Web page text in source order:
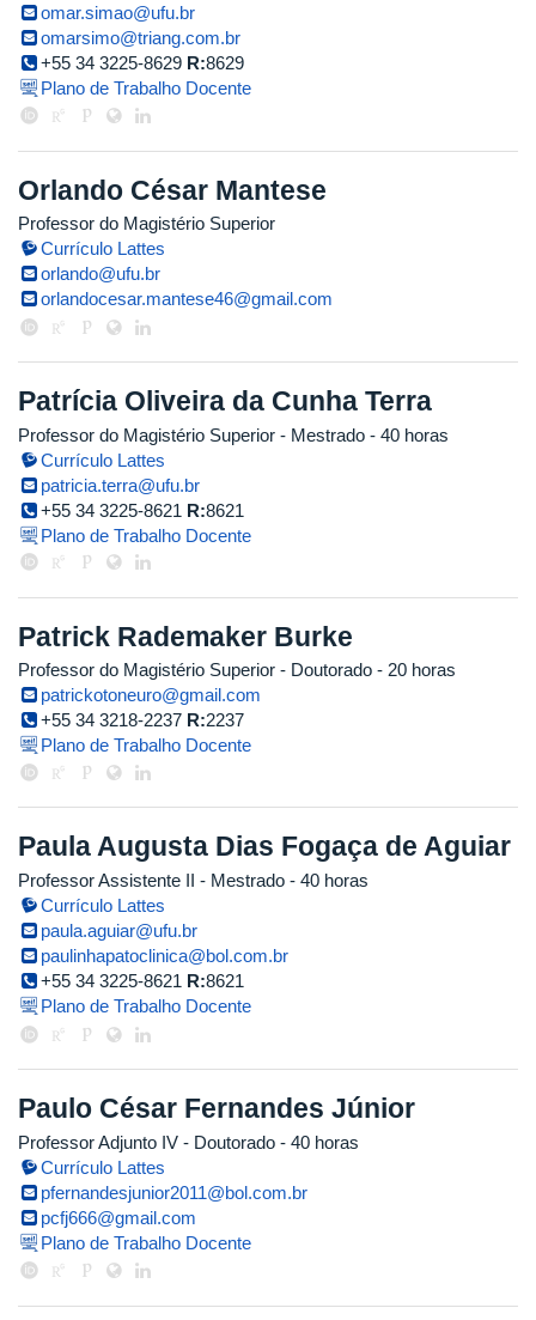
omar.simao@ufu.br
omarsimo@triang.com.br
+55 34 3225-8629 R:8629
Plano de Trabalho Docente
Orlando César Mantese
Professor do Magistério Superior
Currículo Lattes
orlando@ufu.br
orlandocesar.mantese46@gmail.com
Patrícia Oliveira da Cunha Terra
Professor do Magistério Superior - Mestrado - 40 horas
Currículo Lattes
patricia.terra@ufu.br
+55 34 3225-8621 R:8621
Plano de Trabalho Docente
Patrick Rademaker Burke
Professor do Magistério Superior - Doutorado - 20 horas
patrickotoneuro@gmail.com
+55 34 3218-2237 R:2237
Plano de Trabalho Docente
Paula Augusta Dias Fogaça de Aguiar
Professor Assistente II - Mestrado - 40 horas
Currículo Lattes
paula.aguiar@ufu.br
paulinhapatoclinica@bol.com.br
+55 34 3225-8621 R:8621
Plano de Trabalho Docente
Paulo César Fernandes Júnior
Professor Adjunto IV - Doutorado - 40 horas
Currículo Lattes
pfernandesjunior2011@bol.com.br
pcfj666@gmail.com
Plano de Trabalho Docente